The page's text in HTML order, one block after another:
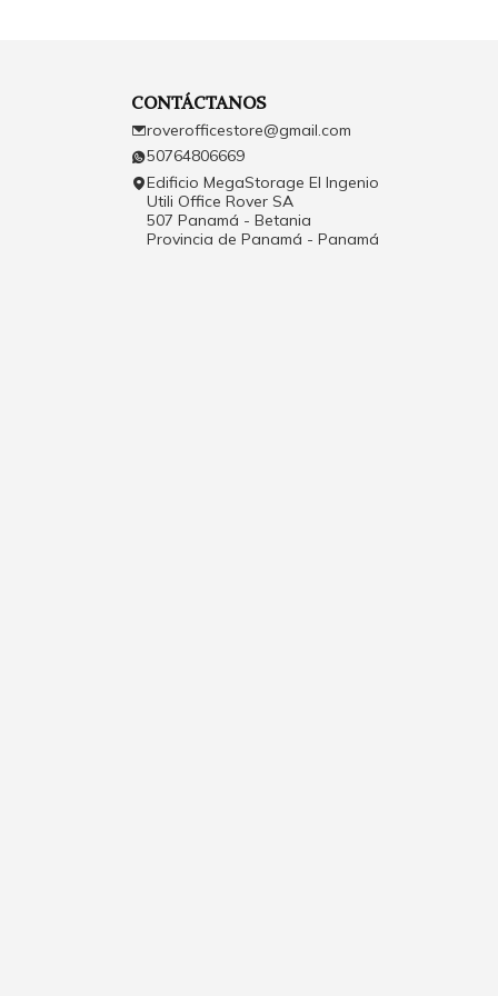
CONTÁCTANOS
roverofficestore@gmail.com
50764806669
Edificio MegaStorage El Ingenio
Utili Office Rover SA
507 Panamá - Betania
Provincia de Panamá - Panamá